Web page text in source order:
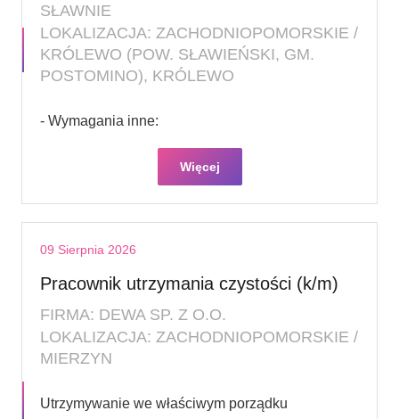
SŁAWNIE
LOKALIZACJA: ZACHODNIOPOMORSKIE /
KRÓLEWO (POW. SŁAWIEŃSKI, GM.
POSTOMINO), KRÓLEWO
- Wymagania inne:
Więcej
09 Sierpnia 2026
Pracownik utrzymania czystości (k/m)
FIRMA: DEWA SP. Z O.O.
LOKALIZACJA: ZACHODNIOPOMORSKIE /
MIERZYN
Utrzymywanie we właściwym porządku